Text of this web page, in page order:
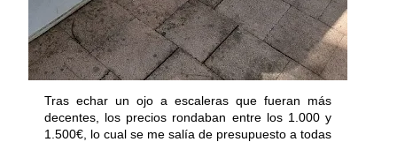
Tras echar un ojo a escaleras que fueran más
decentes, los precios rondaban entre los 1.000 y
1.500€, lo cual se me salía de presupuesto a todas